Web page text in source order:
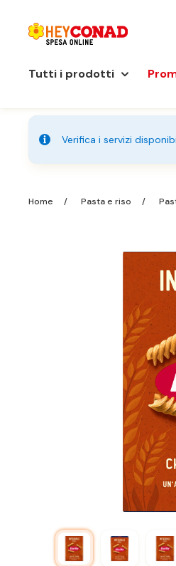
Tutti i prodotti
Verifica i servizi
Home Pasta e riso